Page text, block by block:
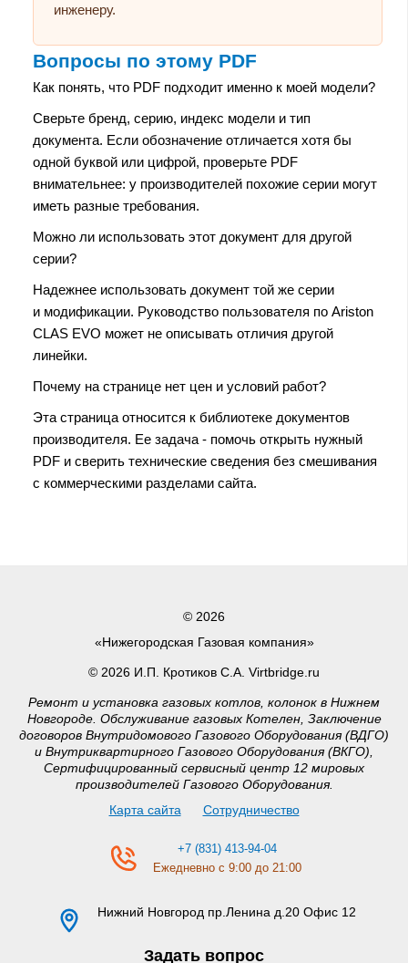
инженеру.
Вопросы по этому PDF
Как понять, что PDF подходит именно к моей модели?
Сверьте бренд, серию, индекс модели и тип
документа. Если обозначение отличается хотя бы
одной буквой или цифрой, проверьте PDF
внимательнее: у производителей похожие серии могут
иметь разные требования.
Можно ли использовать этот документ для другой
серии?
Надежнее использовать документ той же серии
и модификации. Руководство пользователя по Ariston
CLAS EVO может не описывать отличия другой
линейки.
Почему на странице нет цен и условий работ?
Эта страница относится к библиотеке документов
производителя. Ее задача - помочь открыть нужный
PDF и сверить технические сведения без смешивания
с коммерческими разделами сайта.
© 2026
«Нижегородская Газовая компания»
© 2026 И.П. Кротиков С.А. Virtbridge.ru
Ремонт и установка газовых котлов, колонок в Нижнем
Новгороде. Обслуживание газовых Котелен, Заключение
договоров Внутридомового Газового Оборудования (ВДГО)
и Внутриквартирного Газового Оборудования (ВКГО),
Сертифицированный сервисный центр 12 мировых
производителей Газового Оборудования.
Карта сайта
Сотрудничество
+7 (831) 413-94-04
Ежедневно с 9:00 до 21:00
Нижний Новгород пр.Ленина д.20 Офис 12
Задать вопрос